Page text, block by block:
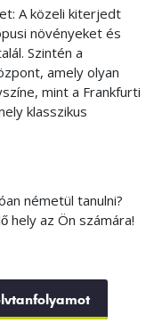
A közeli kiterjedt
növényeket és
Szintén a
amely olyan
mint a Frankfurti
klasszikus
németül tanulni?
hely az Ön számára!